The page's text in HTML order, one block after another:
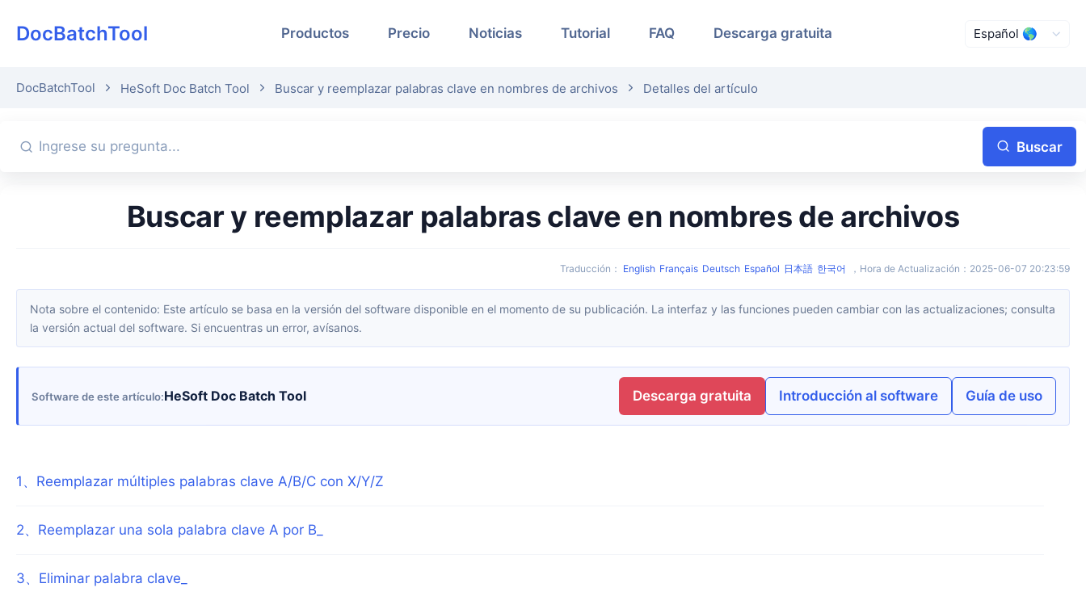
DocBatchTool Productos Precio Noticias Tutorial FAQ Descarga gratuita
DocBatchTool HeSoft Doc Batch Tool Buscar y reemplazar palabras clave en nombres de archivos Detalles del artículo
Buscar
Buscar y reemplazar palabras clave en nombres de archivos
Traducción ： English Français Deutsch Español 日本語 한국어 ， Hora de Actualización ： 2025-06-07 20:23:59
Nota sobre el contenido: Este artículo se basa en la versión del software disponible en el momento de su publicación. La interfaz y las funciones pueden cambiar con las actualizaciones; consulta
la versión actual del software. Si encuentras un error, avísanos.
Software de este artículo HeSoft Doc Batch Tool Descarga gratuita Introducción al software Guía de uso
1 、 Reemplazar múltiples palabras clave A/B/C con X/Y/Z
2、 Reemplazar una sola palabra clave A por B_
3、 Eliminar palabra clave_